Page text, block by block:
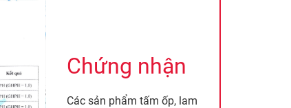
Chứng nhận
Các sản phẩm tấm ốp, lam